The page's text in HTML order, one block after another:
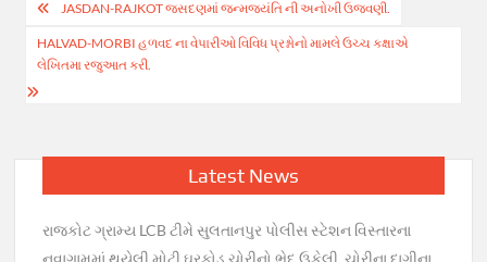
Post
navigation
JASDAN-RAJKOT જસદણમાં જન્મજયંતિ ની અનોખી ઉજવણી.
HALVAD-MORBI હળવદ ના વેપારીઓ વિવિધ પ્રશ્નોનો મામલે ઉચ્ચ કક્ષાએ
‌લેખિત‌મા રજુઆત કરી.
Latest News
રાજકોટ ગ્રામ્ય LCB ટીમે સુલતાનપુર પોલીસ સ્ટેશન વિસ્તારના
નવાગામમાં થયેલી મોટી ઘરફોડ ચોરીનો ભેદ ઉકેલી, ચોરીના દાગીના